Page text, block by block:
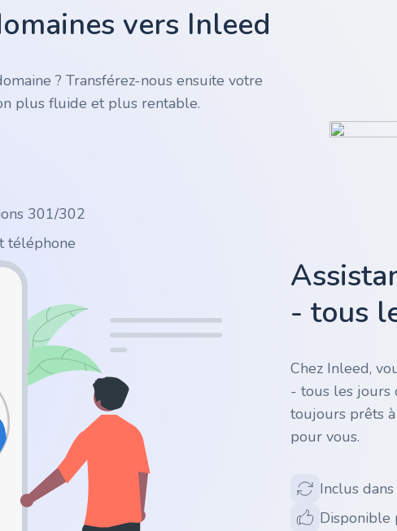
vers Inleed
? Transférez-nous ensuite votre
plus fluide et plus rentable.
301/302
téléphone
- tous
Chez Inleed,
- tous les jours
toujours prêts
pour vous.
Inclus
Disponible